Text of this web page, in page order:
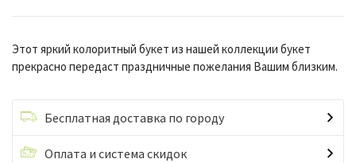
Этот яркий колоритный букет из нашей коллекции букет
прекрасно передаст праздничные пожелания Вашим близким.
Бесплатная доставка по городу
Оплата и система скидок